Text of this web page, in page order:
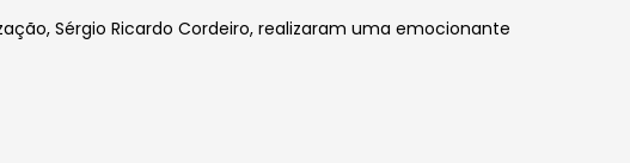
Sérgio Ricardo Cordeiro, realizaram uma emocionante